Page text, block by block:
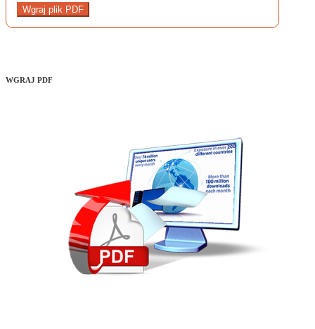
Wgraj plik PDF
WGRAJ PDF